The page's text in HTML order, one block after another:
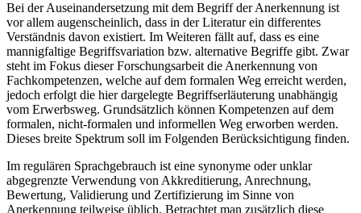
Bei der Auseinandersetzung mit dem Begriff der Anerkennung ist
vor allem augenscheinlich, dass in der Literatur ein differentes
Verständnis davon existiert. Im Weiteren fällt auf, dass es eine
mannigfaltige Begriffsvariation bzw. alternative Begriffe gibt. Zwar
steht im Fokus dieser Forschungsarbeit die Anerkennung von
Fachkompetenzen, welche auf dem formalen Weg erreicht werden,
jedoch erfolgt die hier dargelegte Begriffserläuterung unabhängig
vom Erwerbsweg. Grundsätzlich können Kompetenzen auf dem
formalen, nicht-formalen und informellen Weg erworben werden.
Dieses breite Spektrum soll im Folgenden Berücksichtigung finden.
Im regulären Sprachgebrauch ist eine synonyme oder unklar
abgegrenzte Verwendung von Akkreditierung, Anrechnung,
Bewertung, Validierung und Zertifizierung im Sinne von
Anerkennung teilweise üblich. Betrachtet man zusätzlich diese